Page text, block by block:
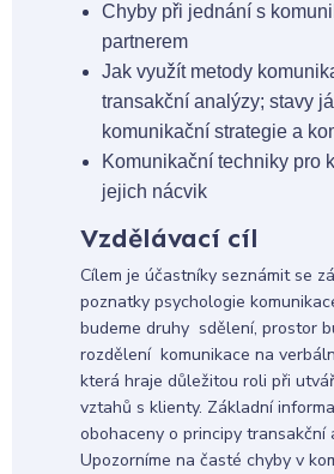
Chyby při jednání s
partnerem
Jak využít metody
transakční analýzy; stavy
komunikační strategie a
Komunikační techniky pro
jejich nácvik
Vzdělávací cíl
Cílem je účastníky seznámit se
poznatky psychologie
budeme druhy sdělení, prostor
rozdělení komunikace na
která hraje důležitou roli při
vztahů s klienty. Základní
obohaceny o principy transakční
Upozorníme na časté chyby v